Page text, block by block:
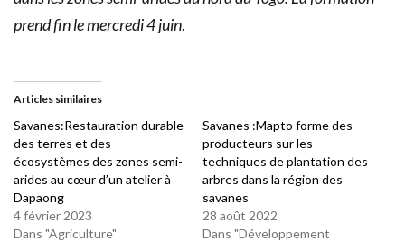
prend fin le mercredi 4 juin.
Articles similaires
Savanes:Restauration durable
des terres et des
écosystèmes des zones semi-
arides au cœur d’un atelier à
Dapaong
4 février 2023
Dans "Agriculture"
Savanes :Mapto forme des
producteurs sur les
techniques de plantation des
arbres dans la région des
savanes
28 août 2022
Dans "Développement